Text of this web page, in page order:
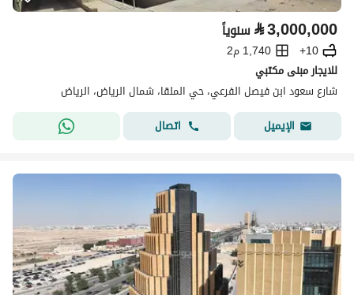
⃁3,000,000 سنوياً
10+
1,740 م2
للايجار مبنى مكتبي
شارع سعود ابن فيصل الفرعي، حي الملقا، شمال الرياض، الرياض
الإيميل
اتصال